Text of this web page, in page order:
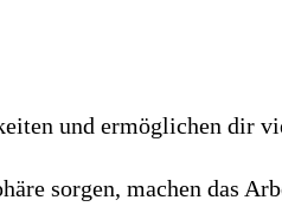
und ermöglichen dir
sorgen, machen das